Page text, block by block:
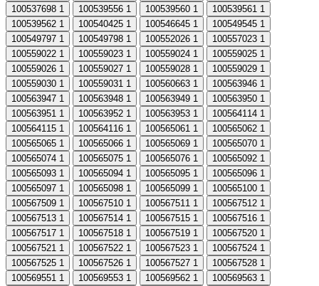
100537698 1 100539556 1 100539560 1 100539561 1
100539562 1 100540425 1 100546645 1 100549545 1
100549797 1 100549798 1 100552026 1 100557023 1
100559022 1 100559023 1 100559024 1 100559025 1
100559026 1 100559027 1 100559028 1 100559029 1
100559030 1 100559031 1 100560663 1 100563946 1
100563947 1 100563948 1 100563949 1 100563950 1
100563951 1 100563952 1 100563953 1 100564114 1
100564115 1 100564116 1 100565061 1 100565062 1
100565065 1 100565066 1 100565069 1 100565070 1
100565074 1 100565075 1 100565076 1 100565092 1
100565093 1 100565094 1 100565095 1 100565096 1
100565097 1 100565098 1 100565099 1 100565100 1
100567509 1 100567510 1 100567511 1 100567512 1
100567513 1 100567514 1 100567515 1 100567516 1
100567517 1 100567518 1 100567519 1 100567520 1
100567521 1 100567522 1 100567523 1 100567524 1
100567525 1 100567526 1 100567527 1 100567528 1
100569551 1 100569553 1 100569562 1 100569563 1